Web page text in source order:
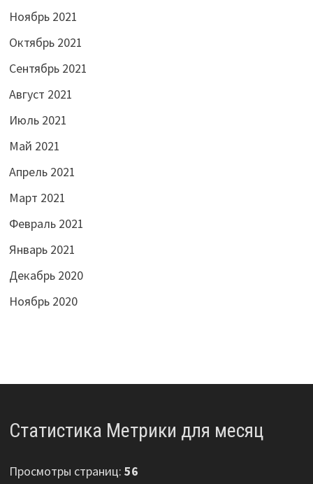
Ноябрь 2021
Октябрь 2021
Сентябрь 2021
Август 2021
Июль 2021
Май 2021
Апрель 2021
Март 2021
Февраль 2021
Январь 2021
Декабрь 2020
Ноябрь 2020
Статистика Метрики для месяц
Просмотры страниц: 56